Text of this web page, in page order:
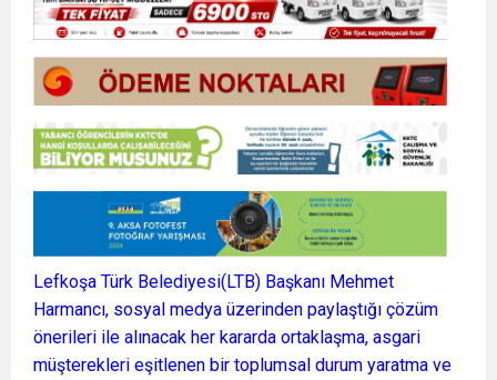
Lefkoşa Türk Belediyesi(LTB) Başkanı Mehmet
Harmancı, sosyal medya üzerinden paylaştığı çözüm
önerileri ile alınacak her kararda ortaklaşma, asgari
müşterekleri eşitlenen bir toplumsal durum yaratma ve